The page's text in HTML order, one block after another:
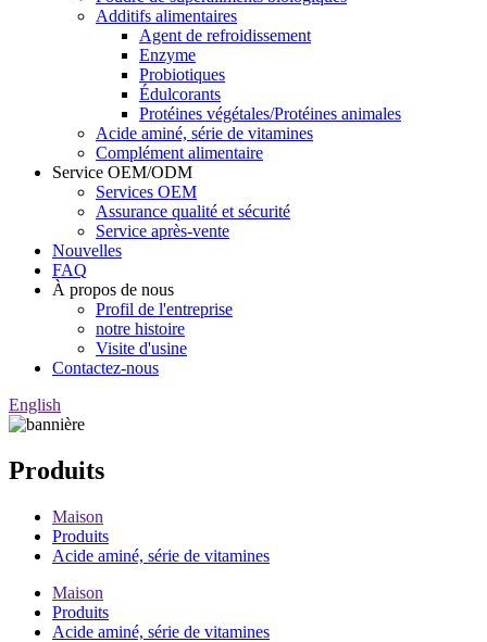
Additifs alimentaires
Agent de refroidissement
Enzyme
Probiotiques
Édulcorants
Protéines végétales/Protéines animales
Acide aminé, série de vitamines
Complément alimentaire
Service OEM/ODM
Services OEM
Assurance qualité et sécurité
Service après-vente
Nouvelles
FAQ
À propos de nous
Profil de l'entreprise
notre histoire
Visite d'usine
Contactez-nous
English
Produits
Maison
Produits
Acide aminé, série de vitamines
Maison
Produits
Acide aminé, série de vitamines